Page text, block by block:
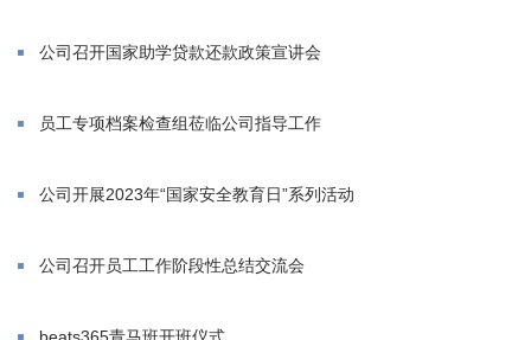
公司召开国家助学贷款还款政策宣讲会
员工专项档案检查组莅临公司指导工作
公司开展2023年“国家安全教育日”系列活动
公司召开员工工作阶段性总结交流会